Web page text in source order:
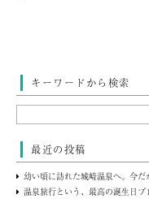
キーワードから検索
最近の投稿
幼い頃に訪れた城崎温泉へ。今だ
温泉旅行という、最高の誕生日プ